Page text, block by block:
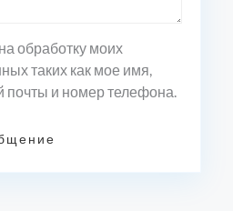
обработку моих
таких как мое имя,
почты и номер телефона.